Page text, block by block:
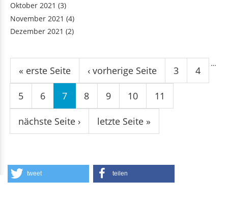
Oktober 2021 (3)
November 2021 (4)
Dezember 2021 (2)
Seiten
« erste Seite ‹ vorherige Seite
…
3 4
5 6 7 8 9 10 11
nächste Seite › letzte Seite »
tweet teilen